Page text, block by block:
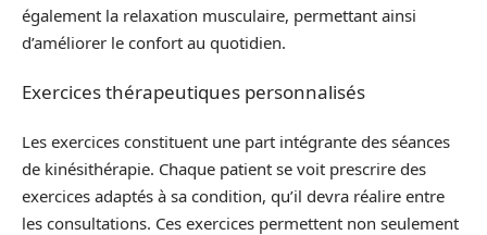
également la relaxation musculaire, permettant ainsi
d’améliorer le confort au quotidien.
Exercices thérapeutiques personnalisés
Les exercices constituent une part intégrante des séances
de kinésithérapie. Chaque patient se voit prescrire des
exercices adaptés à sa condition, qu’il devra réalire entre
les consultations. Ces exercices permettent non seulement